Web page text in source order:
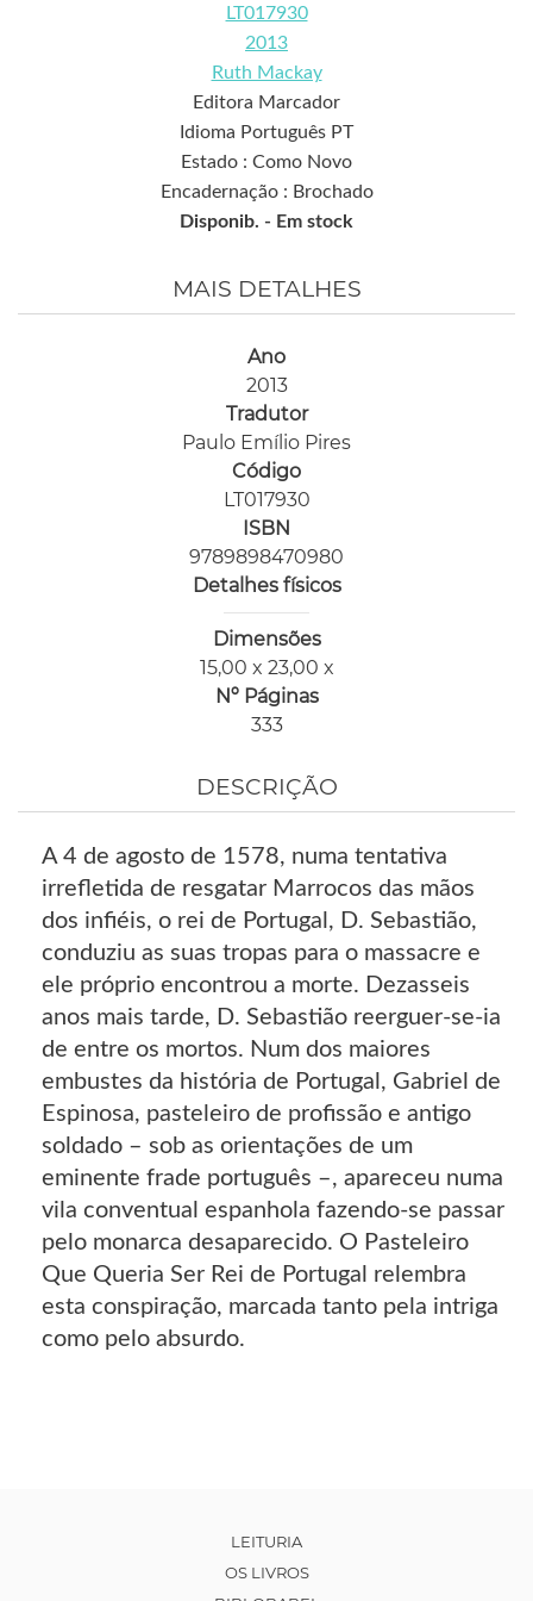
LT017930
2013
Ruth Mackay
Editora Marcador
Idioma Português PT
Estado : Como Novo
Encadernação : Brochado
Disponib. - Em stock
MAIS DETALHES
Ano
2013
Tradutor
Paulo Emílio Pires
Código
LT017930
ISBN
9789898470980
Detalhes físicos
Dimensões
15,00 x 23,00 x
Nº Páginas
333
DESCRIÇÃO
A 4 de agosto de 1578, numa tentativa
irrefletida de resgatar Marrocos das mãos
dos infiéis, o rei de Portugal, D. Sebastião,
conduziu as suas tropas para o massacre e
ele próprio encontrou a morte. Dezasseis
anos mais tarde, D. Sebastião reerguer-se-ia
de entre os mortos. Num dos maiores
embustes da história de Portugal, Gabriel de
Espinosa, pasteleiro de profissão e antigo
soldado – sob as orientações de um
eminente frade português –, apareceu numa
vila conventual espanhola fazendo-se passar
pelo monarca desaparecido. O Pasteleiro
Que Queria Ser Rei de Portugal relembra
esta conspiração, marcada tanto pela intriga
como pelo absurdo.
LEITURIA
OS LIVROS